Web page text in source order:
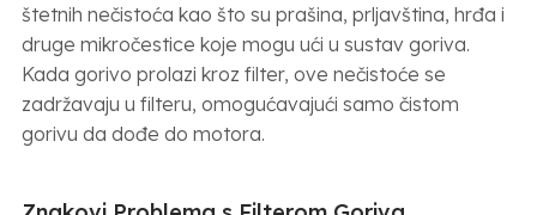
štetnih nečistoća kao što su prašina, prljavština, hrđa i
druge mikročestice koje mogu ući u sustav goriva.
Kada gorivo prolazi kroz filter, ove nečistoće se
zadržavaju u filteru, omogućavajući samo čistom
gorivu da dođe do motora.